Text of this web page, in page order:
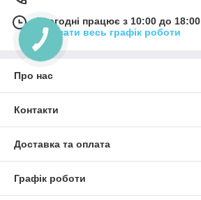
Сьогодні працює з 10:00 до 18:00
Показати весь графік роботи
Про нас
Контакти
Доставка та оплата
Графік роботи